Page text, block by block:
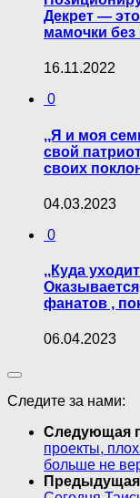
Декрет —
мамочки без
16.11.2022
0
,,Я и моя
свой
своих
04.03.2023
0
,,Куда
фанатов ,
06.04.2023
Следите за нами:
Следующая
проекты,
больше не